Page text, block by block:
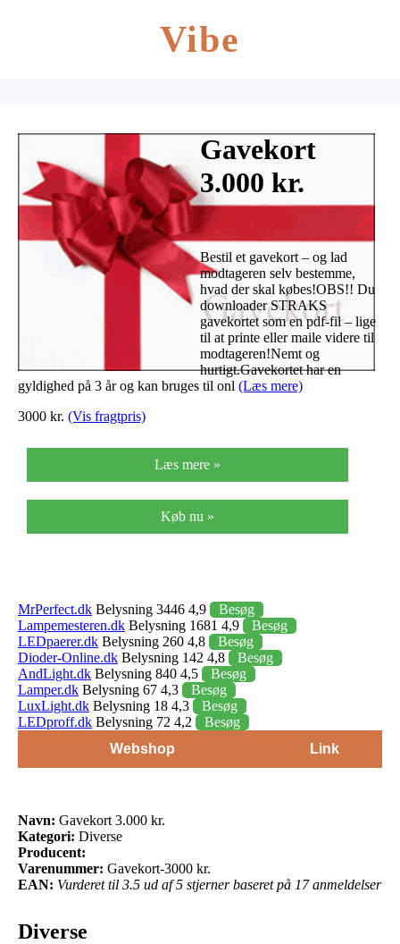
Vibe
Gavekort
3.000 kr.
Bestil et gavekort – og lad
modtageren selv bestemme,
hvad der skal købes!OBS!! Du
downloader STRAKS
gavekortet som en pdf-fil – lige
til at printe eller maile videre til
modtageren!Nemt og
hurtigt.Gavekortet har en
gyldighed på 3 år og kan bruges til onl (Læs mere)
3000 kr. (Vis fragtpris)
Læs mere »
Køb nu »
MrPerfect.dk Belysning 3446 4,9
Besøg
Lampemesteren.dk Belysning 1681 4,9
Besøg
LEDpaerer.dk Belysning 260 4,8
Besøg
Dioder-Online.dk Belysning 142 4,8
Besøg
AndLight.dk Belysning 840 4,5
Besøg
Lamper.dk Belysning 67 4,3
Besøg
LuxLight.dk Belysning 18 4,3
Besøg
LEDproff.dk Belysning 72 4,2
Besøg
Webshop
Link
Navn: Gavekort 3.000 kr.
Kategori: Diverse
Producent:
Varenummer: Gavekort-3000 kr.
EAN: Vurderet til 3.5 ud af 5 stjerner baseret på 17 anmeldelser
Diverse